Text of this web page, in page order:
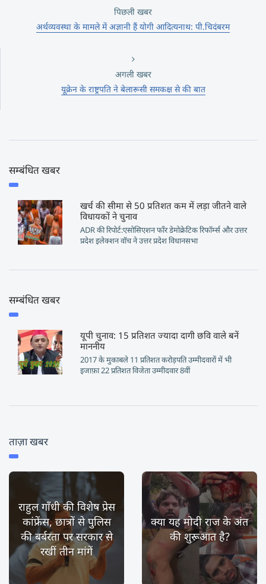
पिछली खबर
अर्थव्यवस्था के मामले में अज्ञानी हैं योगी आदित्यनाथ: पी.चिदंबरम
अगली खबर
यूक्रेन के राष्ट्रपति ने बेलारूसी समकक्ष से की बात
सम्बंधित खबर
खर्च की सीमा से 50 प्रतिशत कम में लड़ा जीतने वाले
विधायकों ने चुनाव
ADR की रिपोर्ट:एसोसिएशन फॉंर डेमोक्रेटिक रिफॉर्म्स और उत्तर
प्रदेश इलेक्शन वॉच ने उत्तर प्रदेश विधानसभा
सम्बंधित खबर
यूपी चुनाव: 15 प्रतिशत ज्यादा दागी छवि वाले बनें
माननीय
2017 के मुकाबले 11 प्रतिशत करोड़पति उम्मीदवारों में भी
इजाफ़ा 22 प्रतिशत विजेता उम्मीदवार 8वीं
ताज़ा खबर
राहुल गाँधी की विशेष प्रेस
कांफ्रेंस, छात्रों से पुलिस
की बर्बरता पर सरकार से
रखीं तीन मांगें
क्या यह मोदी राज के अंत
की शुरूआत है?